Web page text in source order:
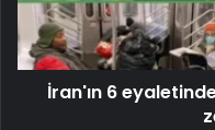
İran'ın 6